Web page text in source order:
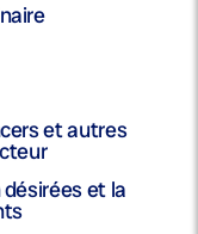
et autres
et la